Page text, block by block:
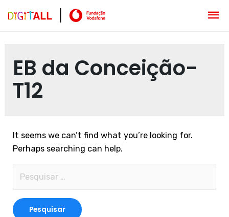
EB da Conceição-
T12
It seems we can’t find what you’re looking for.
Perhaps searching can help.